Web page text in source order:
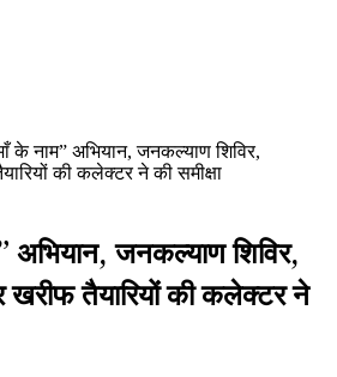
के नाम” अभियान, जनकल्याण शिविर,
की कलेक्टर ने की समीक्षा
अभियान, जनकल्याण शिविर,
तैयारियों की कलेक्टर ने